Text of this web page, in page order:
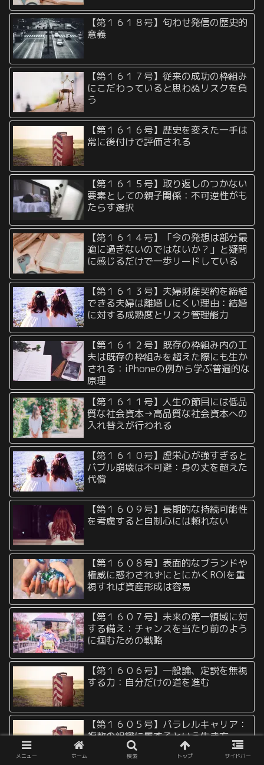
【第１６１８号】匂わせ発信の歴史的
意義
【第１６１７号】従来の成功の枠組み
にこだわっていると思わぬリスクを負
う
【第１６１６号】歴史を変えた一手は
常に後付けで評価される
【第１６１５号】取り返しのつかない
要素としての親子関係：不可逆性がも
たらす選択
【第１６１４号】「今の発想は部分最
適に過ぎないのではないか？」と疑問
に感じるだけで一歩リードしている
【第１６１３号】夫婦財産契約を締結
できる夫婦は離婚しにくい理由：結婚
に対する成熟度とリスク管理能力
【第１６１２号】既存の枠組み内の工
夫は既存の枠組みを超えた際にも生か
される：iPhoneの例から学ぶ普遍的な
原理
【第１６１１号】人生の節目には低品
質な社会資本→高品質な社会資本への
入れ替えが行われる
【第１６１０号】虚栄心が強すぎると
バブル崩壊は不可避：身の丈を超えた
代償
【第１６０９号】長期的な持続可能性
を考慮すると自制心には頼れない
【第１６０８号】表面的なブランドや
権威に惑わされずにとにかくROIを重
視すれば資産形成は容易
【第１６０７号】未来の第一領域に対
する備え：チャンスを当たり前のよう
に掴むための戦略
【第１６０６号】一般論、定説を無視
する力：自分だけの道を進む
【第１６０５号】パラレルキャリア：
複数の組織に属するという生き方
メニュー ホーム 検索 トップ サイドバー